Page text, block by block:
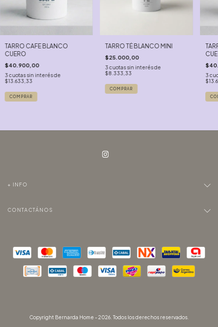
TARRO CAFE BLANCO
CUERO
$40.900,00
3 cuotas sin interés de
$13.633,33
TARRO TÉ BLANCO MINI
$25.000,00
3 cuotas sin interés de
$8.333,33
3
+ INFO
CONTACTÁNOS
Copyright Bernarda Home - 2026. Todos los derechos reservados.